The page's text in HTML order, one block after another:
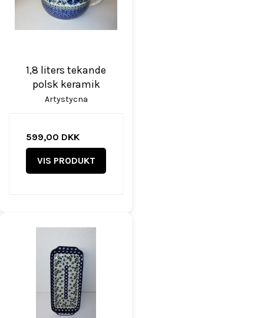
1,8 liters tekande
polsk keramik
Artystycna
599,00 DKK
VIS PRODUKT